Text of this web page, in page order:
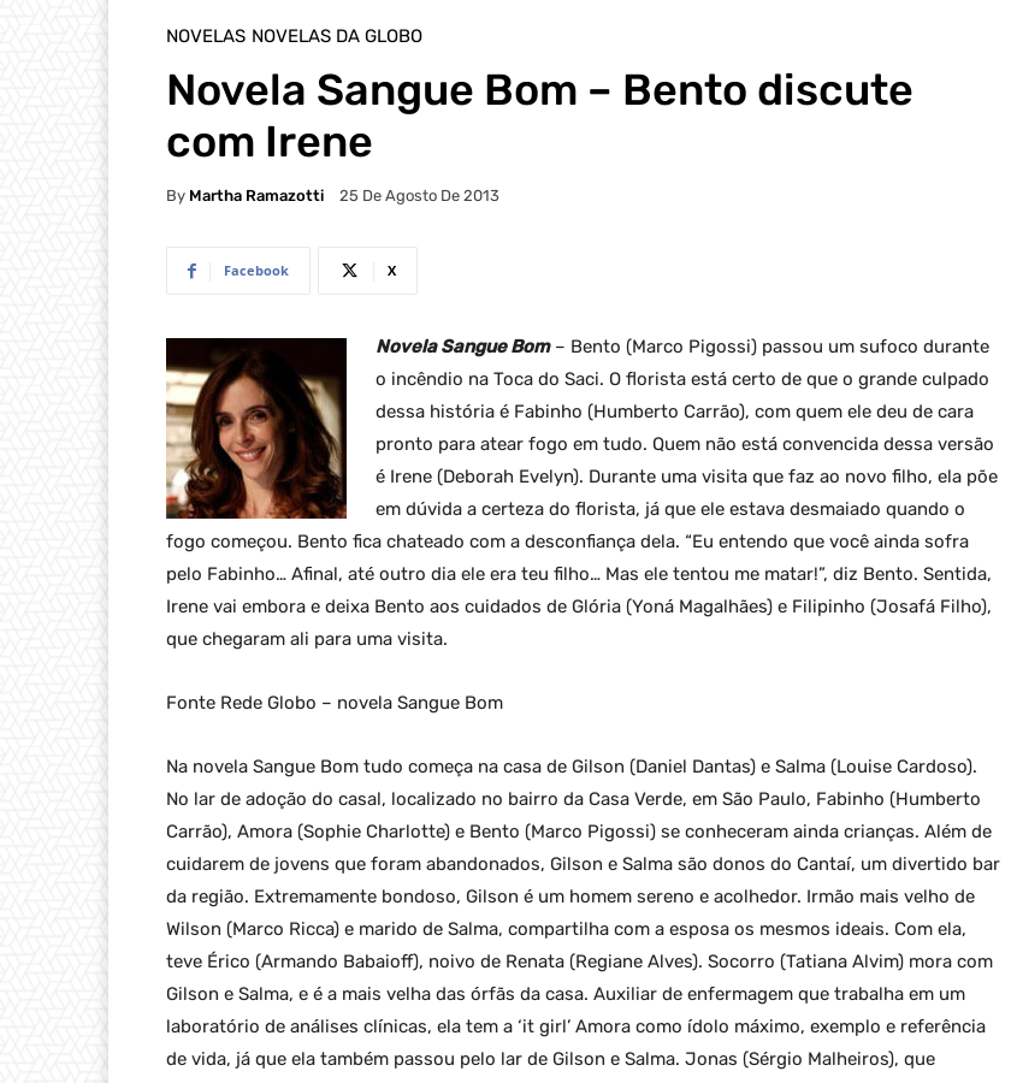
NOVELAS NOVELAS DA GLOBO
Novela Sangue Bom – Bento discute
com Irene
By Martha Ramazotti 25 De Agosto De 2013
Facebook X
Novela Sangue Bom– Bento (Marco Pigossi) passou um sufoco durante
o incêndio na Toca do Saci. O florista está certo de que o grande culpado
dessa história é Fabinho (Humberto Carrão), com quem ele deu de cara
pronto para atear fogo em tudo. Quem não está convencida dessa versão
é Irene (Deborah Evelyn). Durante uma visita que faz ao novo filho, ela põe
em dúvida a certeza do florista, já que ele estava desmaiado quando o
fogo começou. Bento fica chateado com a desconfiança dela. “Eu entendo que você ainda sofra
pelo Fabinho… Afinal, até outro dia ele era teu filho… Mas ele tentou me matar!”, diz Bento. Sentida,
Irene vai embora e deixa Bento aos cuidados de Glória (Yoná Magalhães) e Filipinho (Josafá Filho),
que chegaram ali para uma visita.
Fonte Rede Globo – novela Sangue Bom
Na novela Sangue Bom tudo começa na casa de Gilson (Daniel Dantas) e Salma (Louise Cardoso).
No lar de adoção do casal, localizado no bairro da Casa Verde, em São Paulo, Fabinho (Humberto
Carrão), Amora (Sophie Charlotte) e Bento (Marco Pigossi) se conheceram ainda crianças. Além de
cuidarem de jovens que foram abandonados, Gilson e Salma são donos do Cantaí, um divertido bar
da região. Extremamente bondoso, Gilson é um homem sereno e acolhedor. Irmão mais velho de
Wilson (Marco Ricca) e marido de Salma, compartilha com a esposa os mesmos ideais. Com ela,
teve Érico (Armando Babaioff), noivo de Renata (Regiane Alves). Socorro (Tatiana Alvim) mora com
Gilson e Salma, e é a mais velha das órfãs da casa. Auxiliar de enfermagem que trabalha em um
laboratório de análises clínicas, ela tem a ‘it girl’ Amora como ídolo máximo, exemplo e referência
de vida, já que ela também passou pelo lar de Gilson e Salma. Jonas (Sérgio Malheiros), que